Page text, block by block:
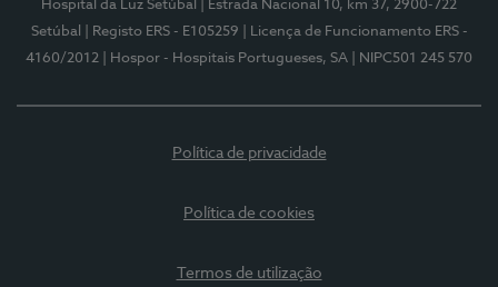
Hospital da Luz Setúbal
| Estrada Nacional 10, km 37, 2900-722
Setúbal
| Registo ERS - E105259
| Licença de Funcionamento ERS -
4160/2012
| Hospor - Hospitais Portugueses, SA | NIPC501 245 570
Política de privacidade
Política de cookies
Termos de utilização